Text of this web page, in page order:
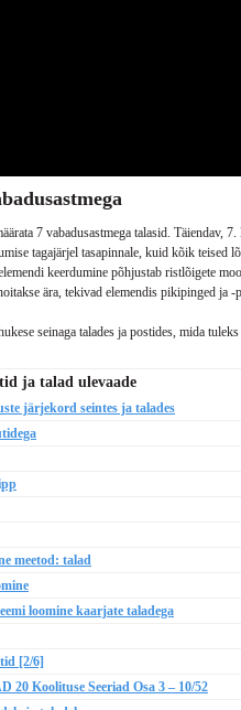
7 vabadusastmega talasid. Täiendav,
tagajärjel tasapinnale, kuid kõik teised
keerdumine põhjustab ristlõigete
ära, tekivad elemendis pikipinged ja -
seinaga talades ja postides, mida
ja talad ulevaade
järjekord seintes ja talades
meetod: talad
loomine kaarjate taladega
[2/6]
20 Koolituse Seeriad Osa 3 – 10/52